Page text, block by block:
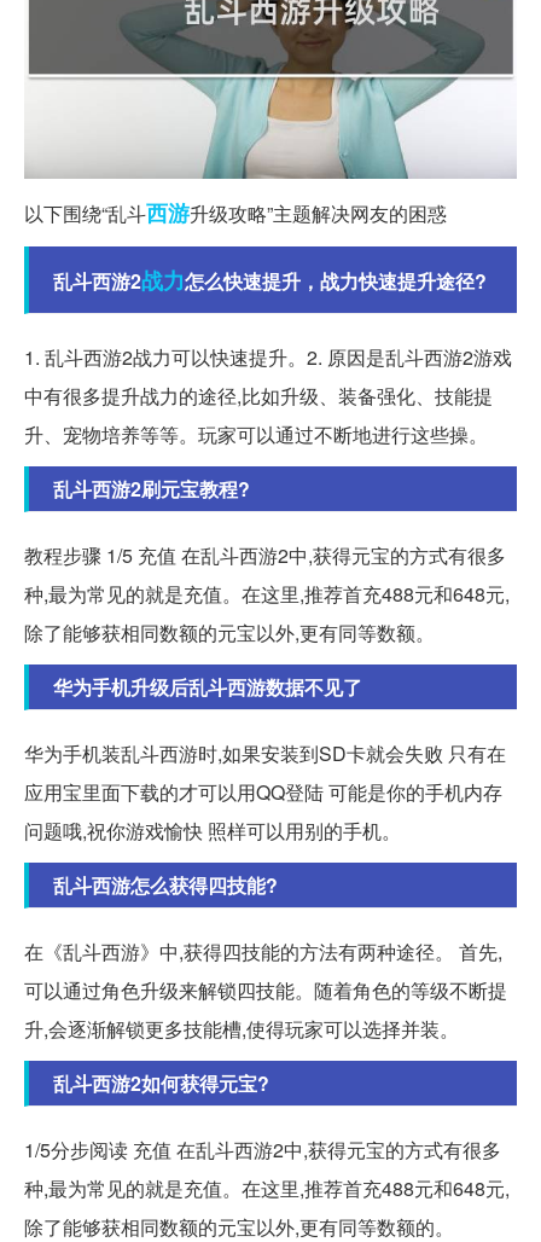
以下围绕“乱斗西游升级攻略”主题解决网友的困惑
乱斗西游2战力怎么快速提升，战力快速提升途径?
1. 乱斗西游2战力可以快速提升。2. 原因是乱斗西游2游戏
中有很多提升战力的途径,比如升级、装备强化、技能提
升、宠物培养等等。玩家可以通过不断地进行这些操。
乱斗西游2刷元宝教程?
教程步骤 1/5 充值 在乱斗西游2中,获得元宝的方式有很多
种,最为常见的就是充值。在这里,推荐首充488元和648元,
除了能够获相同数额的元宝以外,更有同等数额。
华为手机升级后乱斗西游数据不见了
华为手机装乱斗西游时,如果安装到SD卡就会失败 只有在
应用宝里面下载的才可以用QQ登陆 可能是你的手机内存
问题哦,祝你游戏愉快 照样可以用别的手机。
乱斗西游怎么获得四技能?
在《乱斗西游》中,获得四技能的方法有两种途径。 首先,
可以通过角色升级来解锁四技能。随着角色的等级不断提
升,会逐渐解锁更多技能槽,使得玩家可以选择并装。
乱斗西游2如何获得元宝?
1/5分步阅读 充值 在乱斗西游2中,获得元宝的方式有很多
种,最为常见的就是充值。在这里,推荐首充488元和648元,
除了能够获相同数额的元宝以外,更有同等数额的。